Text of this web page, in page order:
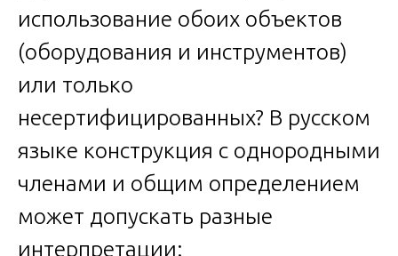
использование обоих объектов
(оборудования и инструментов)
или только
несертифицированных? В русском
языке конструкция с однородными
членами и общим определением
может допускать разные
интерпретации: